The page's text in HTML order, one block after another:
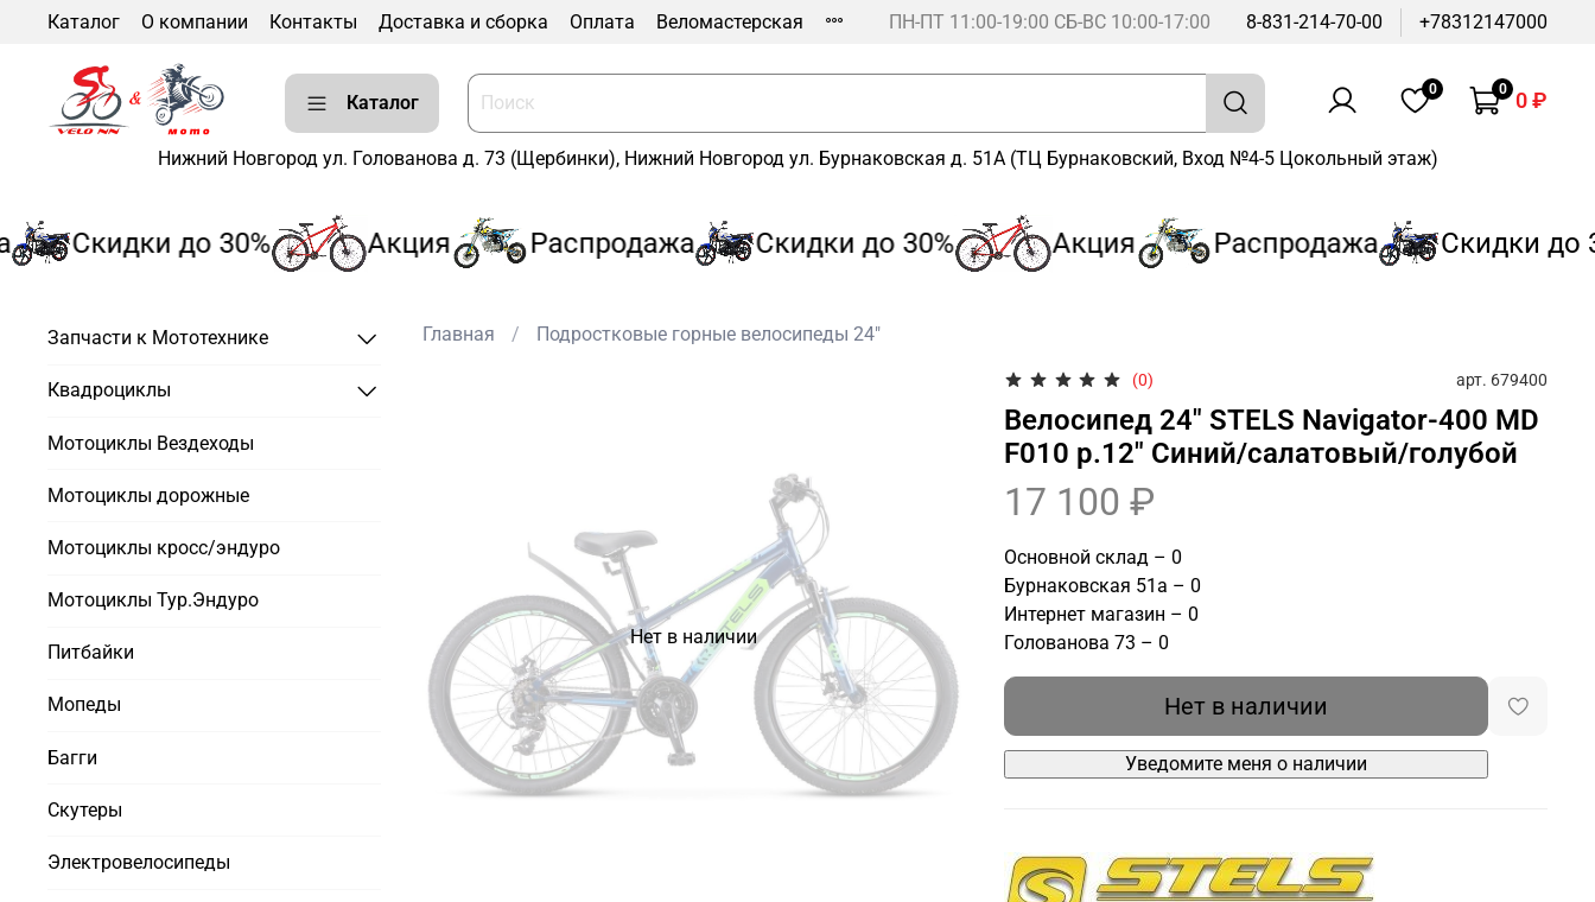
Каталог О компании Контакты Доставка и сборка Оплата Веломастерская ПН-ПТ 11:00-19:00 СБ-ВС 10:00-17:00 8-831-214-70-00 +78312147000
Каталог
0 0 0 ₽
Нижний Новгород ул. Голованова д. 73 (Щербинки), Нижний Новгород ул. Бурнаковская д. 51А (ТЦ Бурнаковский, Вход №4-5 Цокольный этаж)
Скидки до 30% Акция Распродажа Скидки до 30% Акция Распродажа Скидки до
Главная Подростковые горные велосипеды 24"
Нет в наличии
(0) арт. 679400
Велосипед 24" STELS Navigator-400 MD
F010 р.12" Синий/салатовый/голубой
17 100 ₽
Основной склад – 0
Бурнаковская 51а – 0
Интернет магазин – 0
Голованова 73 – 0
Нет в наличии
Уведомите меня о наличии
Запчасти к Мототехнике
Квадроциклы
Мотоциклы Вездеходы
Мотоциклы дорожные
Мотоциклы кросс/эндуро
Мотоциклы Тур.Эндуро
Питбайки
Мопеды
Багги
Скутеры
Электровелосипеды